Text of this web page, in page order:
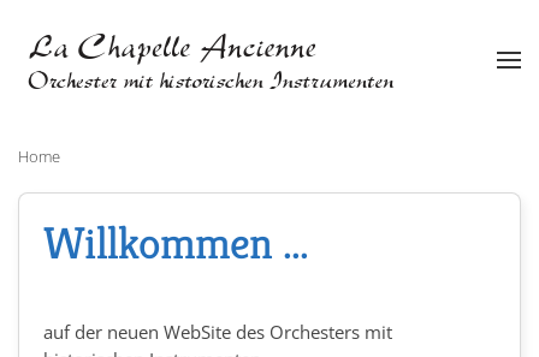
Zum Hauptinhalt springen
Home
Willkommen ...
auf der neuen WebSite des Orchesters mit